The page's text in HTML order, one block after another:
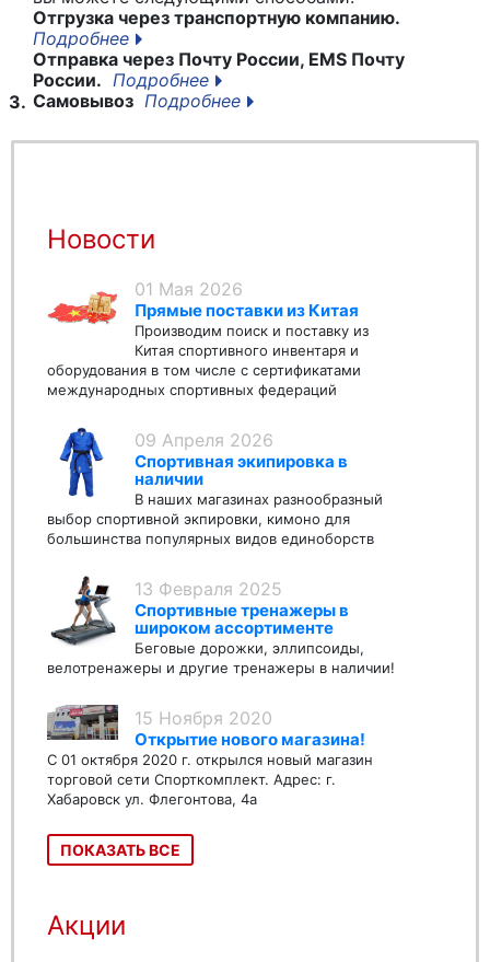
Отгрузка через транспортную компанию.
Подробнее
Отправка через Почту России, EMS Почту
России. Подробнее
3. Самовывоз Подробнее
Новости
01 Мая 2026
Прямые поставки из Китая
Производим поиск и поставку из
Китая спортивного инвентаря и
оборудования в том числе с сертификатами
международных спортивных федераций
09 Апреля 2026
Спортивная экипировка в
наличии
В наших магазинах разнообразный
выбор спортивной экпировки, кимоно для
большинства популярных видов единоборств
13 Февраля 2025
Спортивные тренажеры в
широком ассортименте
Беговые дорожки, эллипсоиды,
велотренажеры и другие тренажеры в наличии!
15 Ноября 2020
Открытие нового магазина!
С 01 октября 2020 г. открылся новый магазин
торговой сети Спорткомплект. Адрес: г.
Хабаровск ул. Флегонтова, 4а
ПОКАЗАТЬ ВСЕ
Акции